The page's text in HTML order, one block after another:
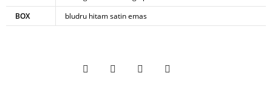
BOX
bludru hitam satin emas